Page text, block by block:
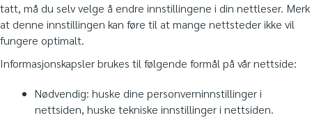
tatt, må du selv velge å endre innstillingene i din nettleser. Merk
at denne innstillingen kan føre til at mange nettsteder ikke vil
fungere optimalt.
Informasjonskapsler brukes til følgende formål på vår nettside:
Nødvendig: huske dine personverninnstillinger i
nettsiden, huske tekniske innstillinger i nettsiden.